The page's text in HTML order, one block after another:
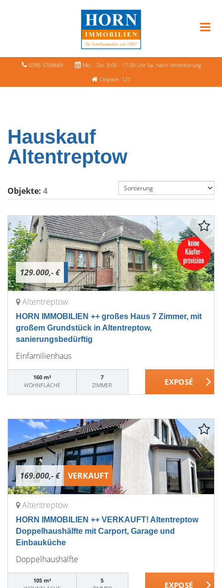
0395 5706669
Mo. - Do. 9.00 - 17.00 Uhr Sa. nach Vereinbarung
Objekte: 127
Hauskauf
Altentreptow
Objekte: 4
129.000,- €
Altentreptow
HORN IMMOBILIEN ++ großes Haus 7 Zimmer, mit
großem Grundstück in Altentreptow,
sanierungsbedürftig
Einfamilienhaus
160 m²
WOHNFLÄCHE
7
ZIMMER
169.000,- € VERKAUFT
Altentreptow
HORN IMMOBILIEN ++ VERKAUFT! Altentreptow
Doppelhaushälfte mit Carport, Garage und
Einbauküche
Doppelhaushälfte
105 m²
5